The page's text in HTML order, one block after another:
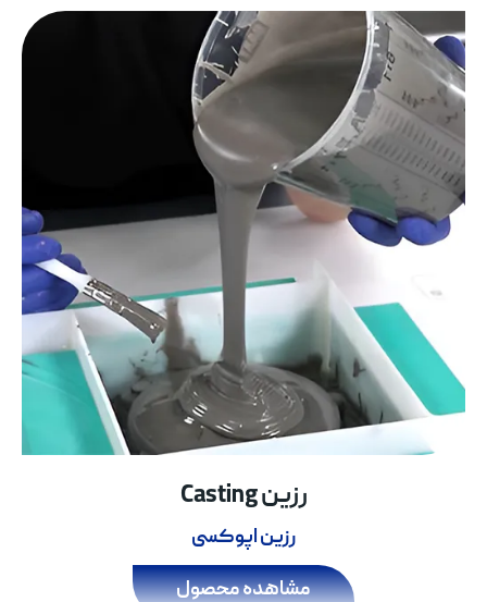
رزین Casting
رزین اپوکسی
مشاهده محصول